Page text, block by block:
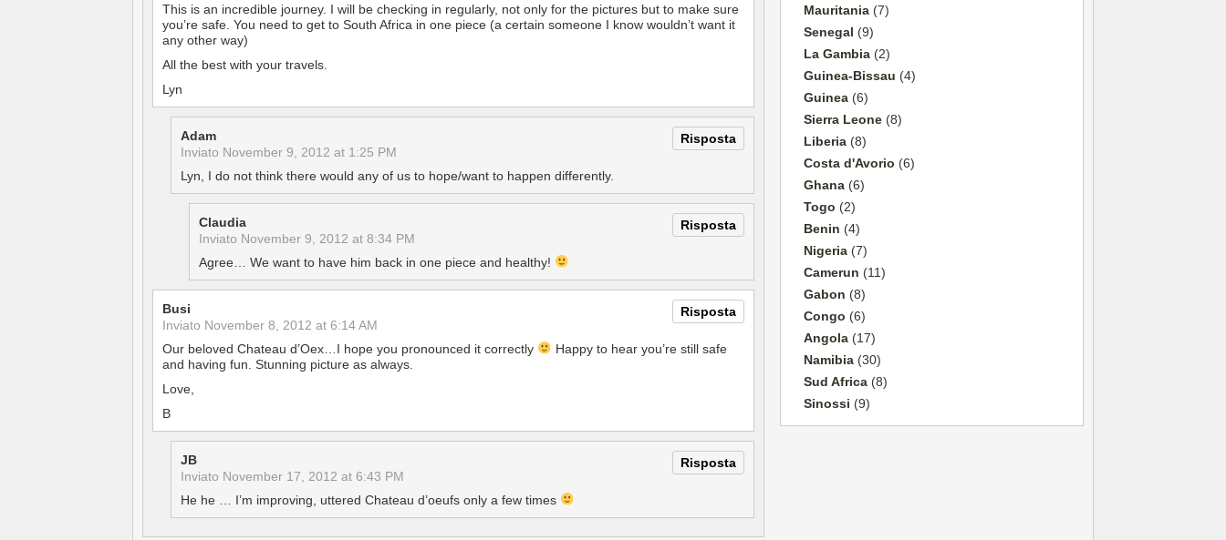
This is an incredible journey. I will be checking in regularly, not only for the pictures but to make sure
you’re safe. You need to get to South Africa in one piece (a certain someone I know wouldn’t want it
any other way)
All the best with your travels.
Lyn
Risposta
Adam
Inviato November 9, 2012 at 1:25 PM
Lyn, I do not think there would any of us to hope/want to happen differently.
Risposta
Claudia
Inviato November 9, 2012 at 8:34 PM
Agree… We want to have him back in one piece and healthy!
Risposta
Busi
Inviato November 8, 2012 at 6:14 AM
Our beloved Chateau d’Oex…I hope you pronounced it correctly
Happy to hear you’re still safe
and having fun. Stunning picture as always.
Love,
B
Risposta
JB
Inviato November 17, 2012 at 6:43 PM
He he … I’m improving, uttered Chateau d’oeufs only a few times
Mauritania(7)
Senegal (9)
La Gambia(2)
Guinea-Bissau (4)
Guinea(6)
Sierra Leone(8)
Liberia(8)
Costa d'Avorio (6)
Ghana(6)
Togo (2)
Benin (4)
Nigeria(7)
Camerun (11)
Gabon (8)
Congo (6)
Angola(17)
Namibia(30)
Sud Africa(8)
Sinossi (9)